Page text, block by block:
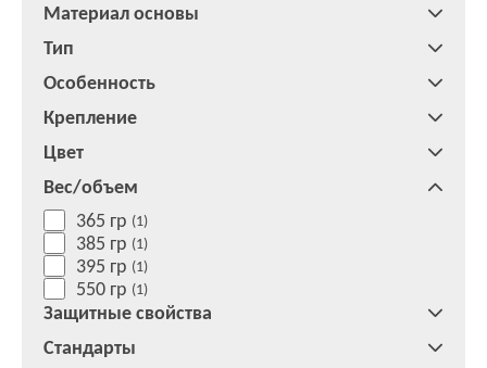
Материал основы
Тип
Особенность
Крепление
Цвет
Вес/объем
365 гр (1)
385 гр (1)
395 гр (1)
550 гр (1)
Защитные свойства
Стандарты